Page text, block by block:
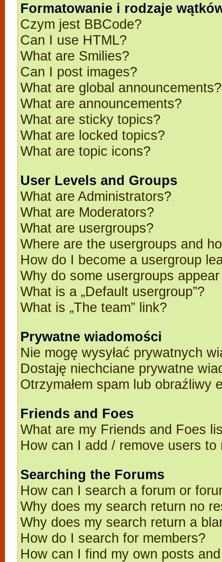
Formatowanie i rodzaje
Czym jest BBCode?
Can I use HTML?
What are Smilies?
Can I post images?
What are global announcements?
What are announcements?
What are sticky topics?
What are locked topics?
What are topic icons?
User Levels and Groups
What are Administrators?
What are Moderators?
What are usergroups?
Where are the usergroups and
How do I become a usergroup
Why do some usergroups
What is a „Default usergroup”?
What is „The team” link?
Prywatne wiadomości
Nie mogę wysyłać prywatnych
Dostaję niechciane prywatne
Otrzymałem spam lub obraźliwy
Friends and Foes
What are my Friends and Foes
How can I add / remove users
Searching the Forums
How can I search a forum or
Why does my search return no
Why does my search return a
How do I search for members?
How can I find my own posts